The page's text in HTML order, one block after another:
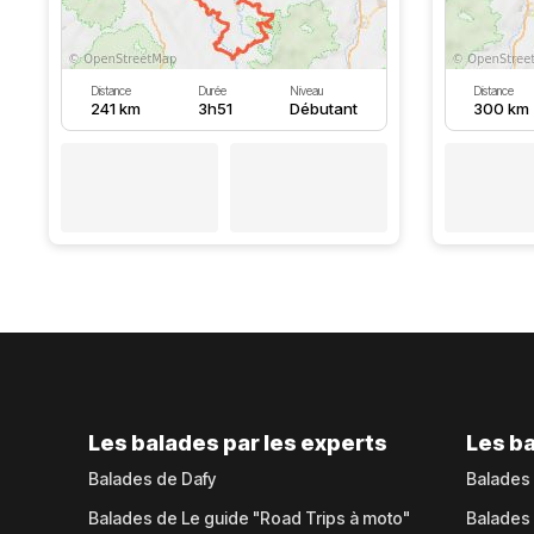
Distance
241 km
Durée
3h51
Niveau
Débutant
Distance
300 km
Les balades par les experts
Balades de Dafy
Balades de Le guide "Road Trips à moto"
Les